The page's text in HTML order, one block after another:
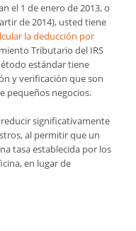
el 1 de enero de 2013, o
de 2014), usted tiene
la deducción por
Tributario del IRS
estándar tiene
y verificación que son
pequeños negocios.
significativamente
al permitir que un
tasa establecida por los
en lugar de